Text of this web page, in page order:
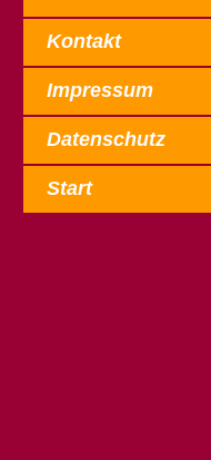
Kontakt
Impressum
Datenschutz
Start